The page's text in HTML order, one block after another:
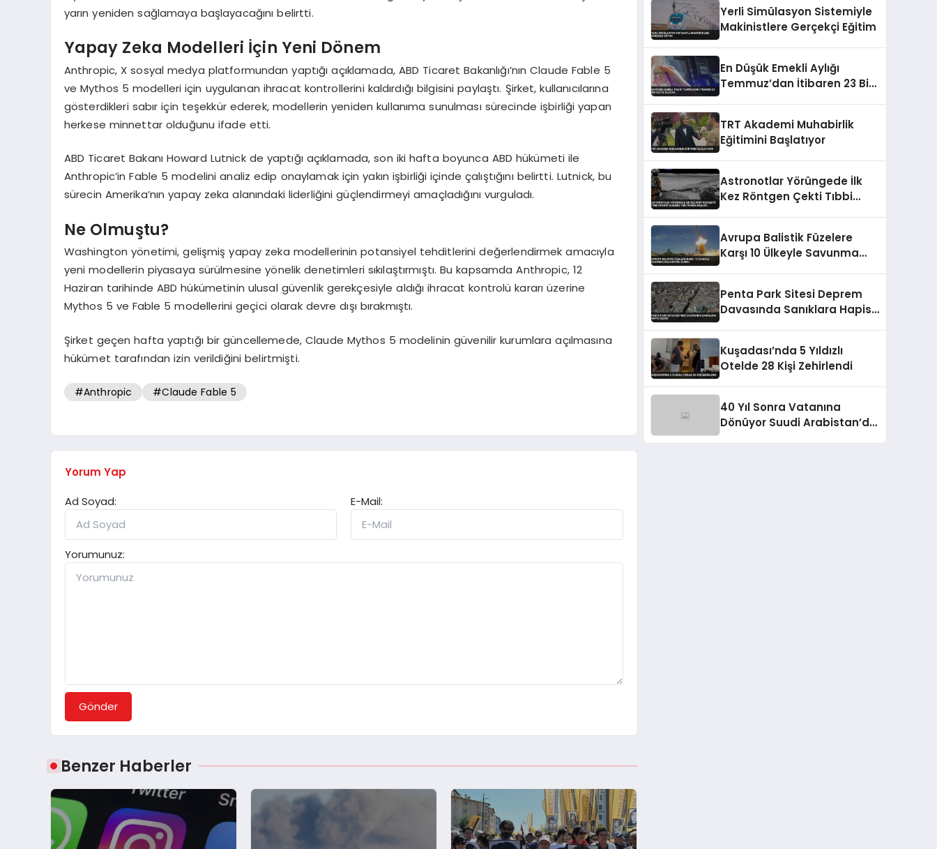
yarın yeniden sağlamaya başlayacağını belirtti.
Yapay Zeka Modelleri İçin Yeni Dönem
Anthropic, X sosyal medya platformundan yaptığı açıklamada, ABD Ticaret Bakanlığı’nın Claude Fable 5
ve Mythos 5 modelleri için uygulanan ihracat kontrollerini kaldırdığı bilgisini paylaştı. Şirket, kullanıcılarına
gösterdikleri sabır için teşekkür ederek, modellerin yeniden kullanıma sunulması sürecinde işbirliği yapan
herkese minnettar olduğunu ifade etti.
ABD Ticaret Bakanı Howard Lutnick de yaptığı açıklamada, son iki hafta boyunca ABD hükümeti ile
Anthropic’in Fable 5 modelini analiz edip onaylamak için yakın işbirliği içinde çalıştığını belirtti. Lutnick, bu
sürecin Amerika’nın yapay zeka alanındaki liderliğini güçlendirmeyi amaçladığını vurguladı.
Ne Olmuştu?
Washington yönetimi, gelişmiş yapay zeka modellerinin potansiyel tehditlerini değerlendirmek amacıyla
yeni modellerin piyasaya sürülmesine yönelik denetimleri sıkılaştırmıştı. Bu kapsamda Anthropic, 12
Haziran tarihinde ABD hükümetinin ulusal güvenlik gerekçesiyle aldığı ihracat kontrolü kararı üzerine
Mythos 5 ve Fable 5 modellerini geçici olarak devre dışı bırakmıştı.
Şirket geçen hafta yaptığı bir güncellemede, Claude Mythos 5 modelinin güvenilir kurumlara açılmasına
hükümet tarafından izin verildiğini belirtmişti.
#Anthropic #Claude Fable 5
Yorum Yap
Ad Soyad:
E-Mail:
Yorumunuz:
Gönder
Benzer Haberler
Yerli Simülasyon Sistemiyle
Makinistlere Gerçekçi Eğitim
En Düşük Emekli Aylığı
Temmuz’dan İtibaren 23 Bin
TRT Akademi Muhabirlik
Eğitimini Başlatıyor
Astronotlar Yörüngede İlk
Kez Röntgen Çekti Tıbbi
Avrupa Balistik Füzelere
Karşı 10 Ülkeyle Savunma
Penta Park Sitesi Deprem
Davasında Sanıklara Hapis
Kuşadası’nda 5 Yıldızlı
Otelde 28 Kişi Zehirlendi
40 Yıl Sonra Vatanına
Dönüyor Suudi Arabistan’da